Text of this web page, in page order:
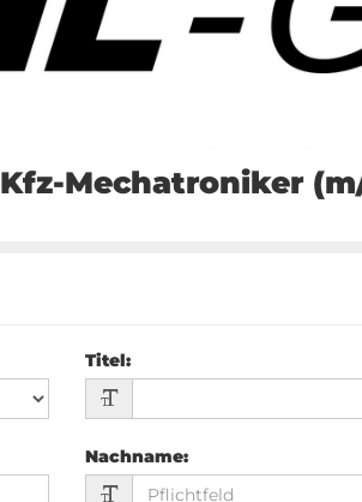
Kfz-Mechatroniker
Titel:
Nachname: